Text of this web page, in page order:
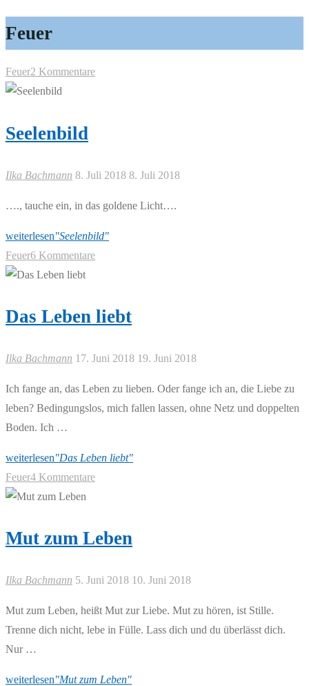
Feuer
Feuer2 Kommentare
Seelenbild
Ilka Bachmann 8. Juli 2018 8. Juli 2018
…., tauche ein, in das goldene Licht….
weiterlesen"Seelenbild"
Feuer6 Kommentare
Das Leben liebt
Ilka Bachmann 17. Juni 2018 19. Juni 2018
Ich fange an, das Leben zu lieben. Oder fange ich an, die Liebe zu
leben? Bedingungslos, mich fallen lassen, ohne Netz und doppelten
Boden. Ich …
weiterlesen"Das Leben liebt"
Feuer4 Kommentare
Mut zum Leben
Ilka Bachmann 5. Juni 2018 10. Juni 2018
Mut zum Leben, heißt Mut zur Liebe. Mut zu hören, ist Stille.
Trenne dich nicht, lebe in Fülle. Lass dich und du überlässt dich.
Nur …
weiterlesen"Mut zum Leben"